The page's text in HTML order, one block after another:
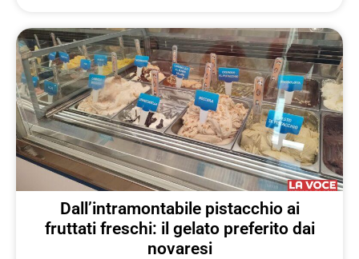
Dall’intramontabile pistacchio ai
fruttati freschi: il gelato preferito dai
novaresi